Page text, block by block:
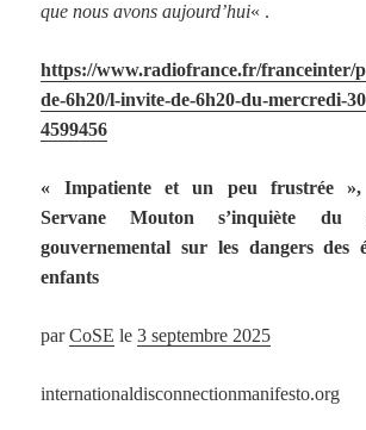
que nous avons aujourd’hui« .
https://www.radiofrance.fr/franceinter/
de-6h20/l-invite-de-6h20-du-mercredi-
4599456
« Impatiente et un peu frustrée »,
Servane Mouton s’inquiète
gouvernemental sur les dangers des
enfants
parCoSE le3 septembre 2025
internationaldisconnectionmanifesto.org